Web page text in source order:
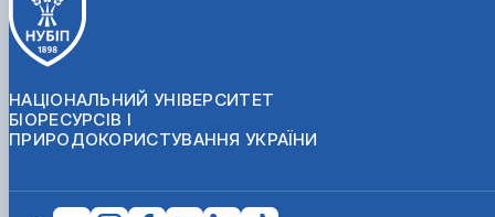
НАЦІОНАЛЬНИЙ УНІВЕРСИТЕТ
БІОРЕСУРСІВ І
ПРИРОДОКОРИСТУВАННЯ УКРАЇНИ